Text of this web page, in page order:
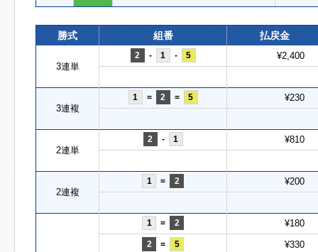
勝式 組番 払戻金
3連単
2 - 1 - 5 ¥2,400
3連複
1 = 2 = 5 ¥230
2連単
2 - 1 ¥810
2連複
1 = 2 ¥200
1 = 2 ¥180
2 = 5 ¥330